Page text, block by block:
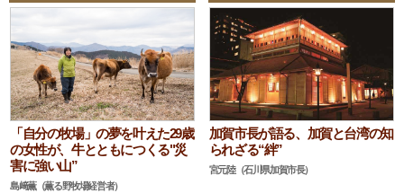
「自分の牧場」の夢を叶えた29歳
の女性が、牛とともにつくる"災
害に強い山”
島﨑薫（薫る野牧場経営者）
加賀市長が語る、加賀と台湾の知
られざる“絆”
宮元陸（石川県加賀市長）